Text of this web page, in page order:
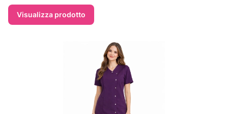
Visualizza prodotto